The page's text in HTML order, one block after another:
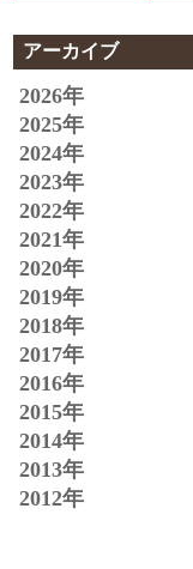
アーカイブ
2026年
2025年
2024年
2023年
2022年
2021年
2020年
2019年
2018年
2017年
2016年
2015年
2014年
2013年
2012年